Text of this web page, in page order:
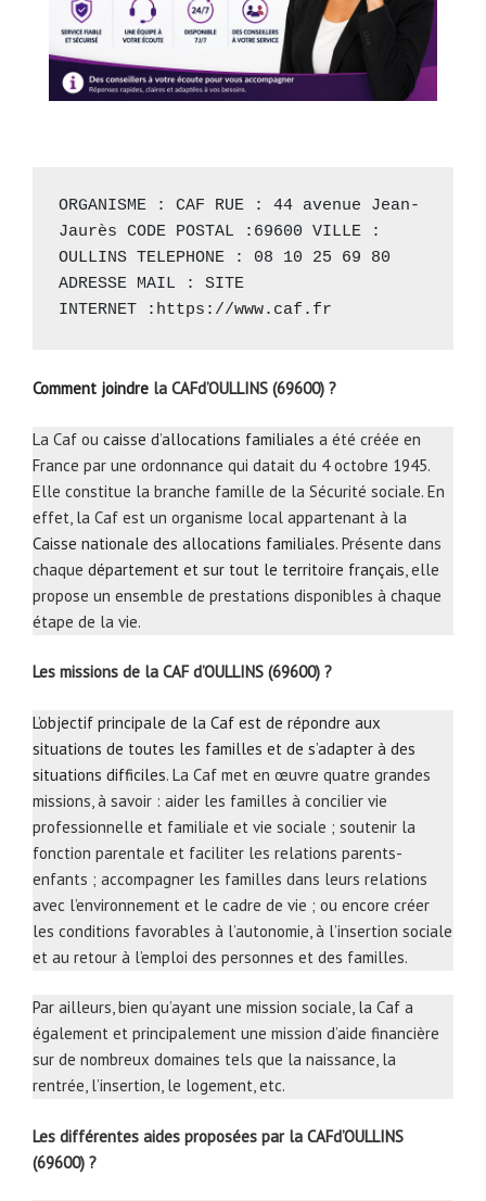
ORGANISME : CAF RUE : 44 avenue Jean-
Jaurès CODE POSTAL :69600 VILLE :
OULLINS TELEPHONE : 08 10 25 69 80
ADRESSE MAIL : SITE
INTERNET : https://www.caf.fr
Comment joindre la CAFd’OULLINS (69600) ?
La Caf ou caisse d’allocations familiales a été créée en
France par une ordonnance qui datait du 4 octobre 1945.
Elle constitue la branche famille de la Sécurité sociale. En
effet, la Caf est un organisme local appartenant à la
Caisse nationale des allocations familiales. Présente dans
chaque département et sur tout le territoire français, elle
propose un ensemble de prestations disponibles à chaque
étape de la vie.
Les missions de la CAF d’OULLINS (69600) ?
L’objectif principale de la Caf est de répondre aux
situations de toutes les familles et de s’adapter à des
situations difficiles. La Caf met en œuvre quatre grandes
missions, à savoir : aider les familles à concilier vie
professionnelle et familiale et vie sociale ; soutenir la
fonction parentale et faciliter les relations parents-
enfants ; accompagner les familles dans leurs relations
avec l’environnement et le cadre de vie ; ou encore créer
les conditions favorables à l’autonomie, à l’insertion sociale
et au retour à l’emploi des personnes et des familles.
Par ailleurs, bien qu’ayant une mission sociale, la Caf a
également et principalement une mission d’aide financière
sur de nombreux domaines tels que la naissance, la
rentrée, l’insertion, le logement, etc.
Les différentes aides proposées par la CAFd’OULLINS
(69600) ?